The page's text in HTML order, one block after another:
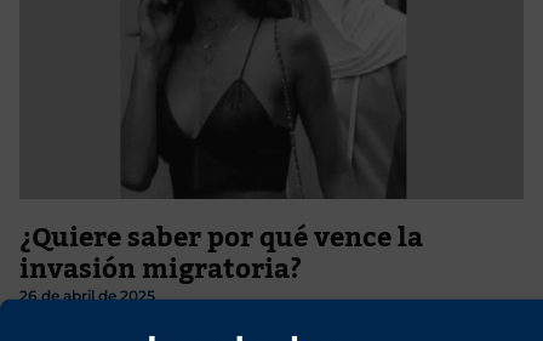
¿Quiere saber por qué vence la
invasión migratoria?
26 de abril de 2025
Y por eso —si no reaccionamos— tienen ellos todas las de ganar.